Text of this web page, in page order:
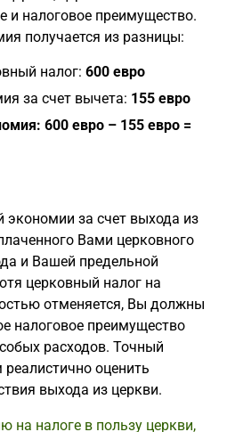
и налоговое преимущество.
получается из разницы:
налог: 600 евро
за счет вычета: 155 евро
600 евро – 155 евро =
экономии за счет выхода из
Вами церковного
и Вашей предельной
церковный налог на
отменяется, Вы должны
налоговое преимущество
расходов. Точный
оценить
выхода из церкви.
на налоге в пользу церкви,